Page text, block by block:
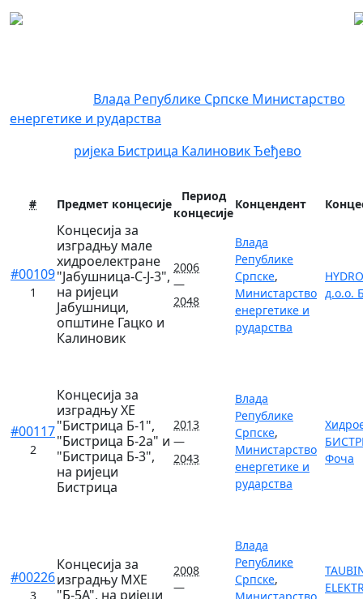
Влада Републике Српске Министарство
енергетике и рударства
ријека Бистрица КалиновикЂеђево
# Предмет концесије
Период
концесије
Концендент
#00109
1
Концесија за
изградњу мале
хидроелектране
"Јабушница-С-Ј-3",
на ријеци
Јабушници,
општине Гацко и
Калиновик
2006
—
2048
Влада
Републике
Српске,
Министарство
енергетике и
рударства
д.о.о.
#00117
2
Концесија за
изградњу ХЕ
"Бистрица Б-1",
"Бистрица Б-2а" и
"Бистрица Б-3",
на ријеци
Бистрица
2013
—
2043
Влада
Републике
Српске,
Министарство
енергетике и
рударства
Фоча
#00226
3
Концесија за
изградњу МХЕ
"Б-5А", на ријеци
2008
—
Влада
Републике
Српске,
Министарство